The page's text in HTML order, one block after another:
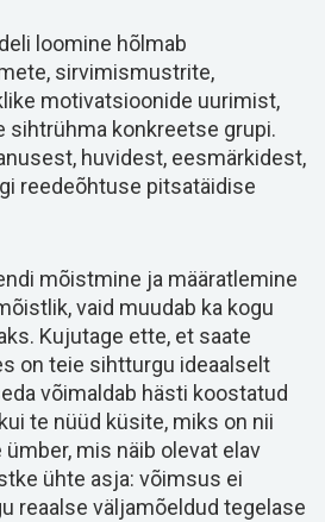
loomine hõlmab
sirvimismustrite,
motivatsioonide uurimist,
sihtrühma konkreetse grupi.
huvidest, eesmärkidest,
reedeõhtuse pitsatäidise
mõistmine ja määratlemine
vaid muudab ka kogu
Kujutage ette, et saate
on teie sihtturgu ideaalselt
võimaldab hästi koostatud
te nüüd küsite, miks on nii
mis näib olevat elav
ühte asja: võimsus ei
reaalse väljamõeldud tegelase